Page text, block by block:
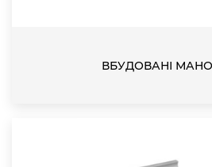
ВБУДОВАНІ